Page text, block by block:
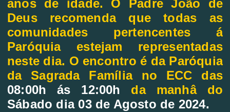
anos de idade. O Padre João de
Deus recomenda que todas as
comunidades pertencentes á
Paróquia estejam representadas
neste dia. O encontro é da Paróquia
da Sagrada Família no ECC das
08:00h ás 12:00h da manhâ do
Sábado dia 03 de Agosto de 2024.